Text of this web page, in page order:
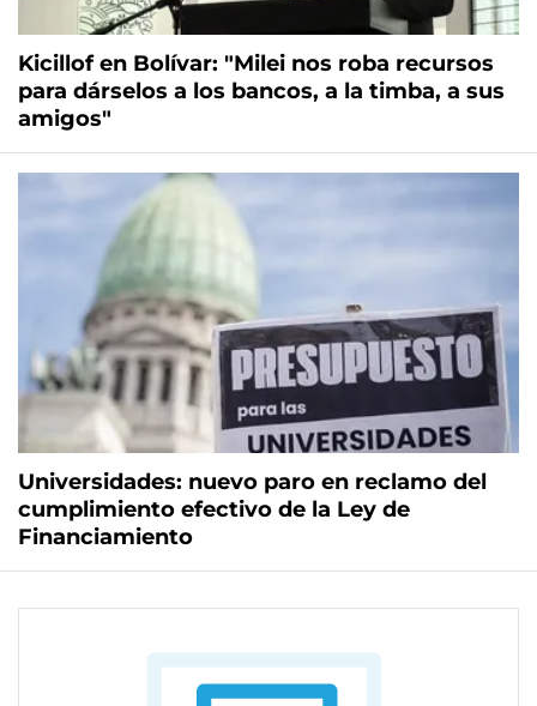
Kicillof en Bolívar: "Milei nos roba recursos
para dárselos a los bancos, a la timba, a sus
amigos"
Universidades: nuevo paro en reclamo del
cumplimiento efectivo de la Ley de
Financiamiento